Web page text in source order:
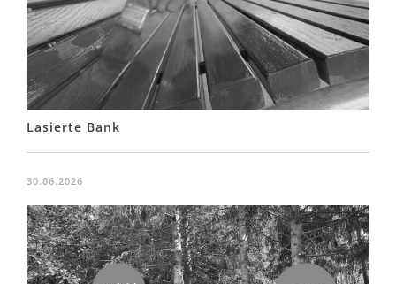
Lasierte Bank
30.06.2026